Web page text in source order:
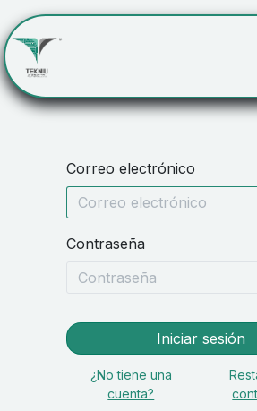
Correo electrónico
Contraseña
Iniciar sesión
¿No tiene una
cuenta?